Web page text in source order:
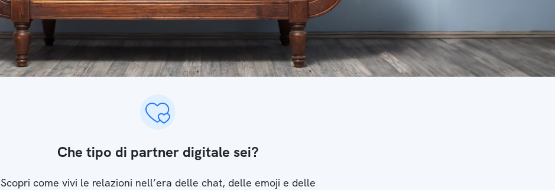
Che tipo di partner digitale sei?
Scopri come vivi le relazioni nell’era delle chat, delle emoji e delle